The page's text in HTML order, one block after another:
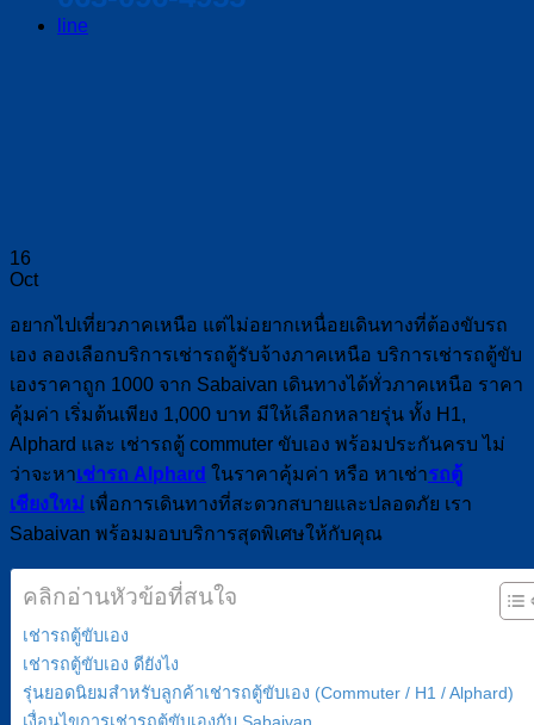
line
16
Oct
อยากไปเที่ยวภาคเหนือ แต่ไม่อยากเหนื่อยเดินทางที่ต้องขับรถ
เอง ลองเลือกบริการเช่ารถตู้รับจ้างภาคเหนือ บริการเช่ารถตู้ขับ
เองราคาถูก 1000 จาก Sabaivan เดินทางได้ทั่วภาคเหนือ ราคา
คุ้มค่า เริ่มต้นเพียง 1,000 บาท มีให้เลือกหลายรุ่น ทั้ง H1,
Alphard และ เช่ารถตู้ commuter ขับเอง พร้อมประกันครบ ไม่
ว่าจะหาเช่ารถ Alphard ในราคาคุ้มค่า หรือ หาเช่ารถตู้
เชียงใหม่ เพื่อการเดินทางที่สะดวกสบายและปลอดภัย เรา
Sabaivan พร้อมมอบบริการสุดพิเศษให้กับคุณ
คลิกอ่านหัวข้อที่สนใจ
เช่ารถตู้ขับเอง
เช่ารถตู้ขับเอง ดียังไง
รุ่นยอดนิยมสำหรับลูกค้าเช่ารถตู้ขับเอง (Commuter / H1 / Alphard)